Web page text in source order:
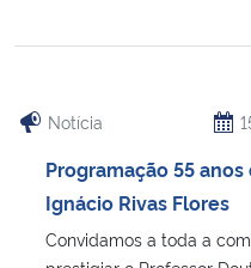
Notícia
Programação 55
Ignácio Rivas Flores
Convidamos a toda a